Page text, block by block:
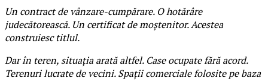
Un contract de vânzare-cumpărare. O hotărâre
judecătorească. Un certificat de moștenitor. Acestea
construiesc titlul.
Dar în teren, situația arată altfel. Case ocupate fără acord.
Terenuri lucrate de vecini. Spații comerciale folosite pe baza